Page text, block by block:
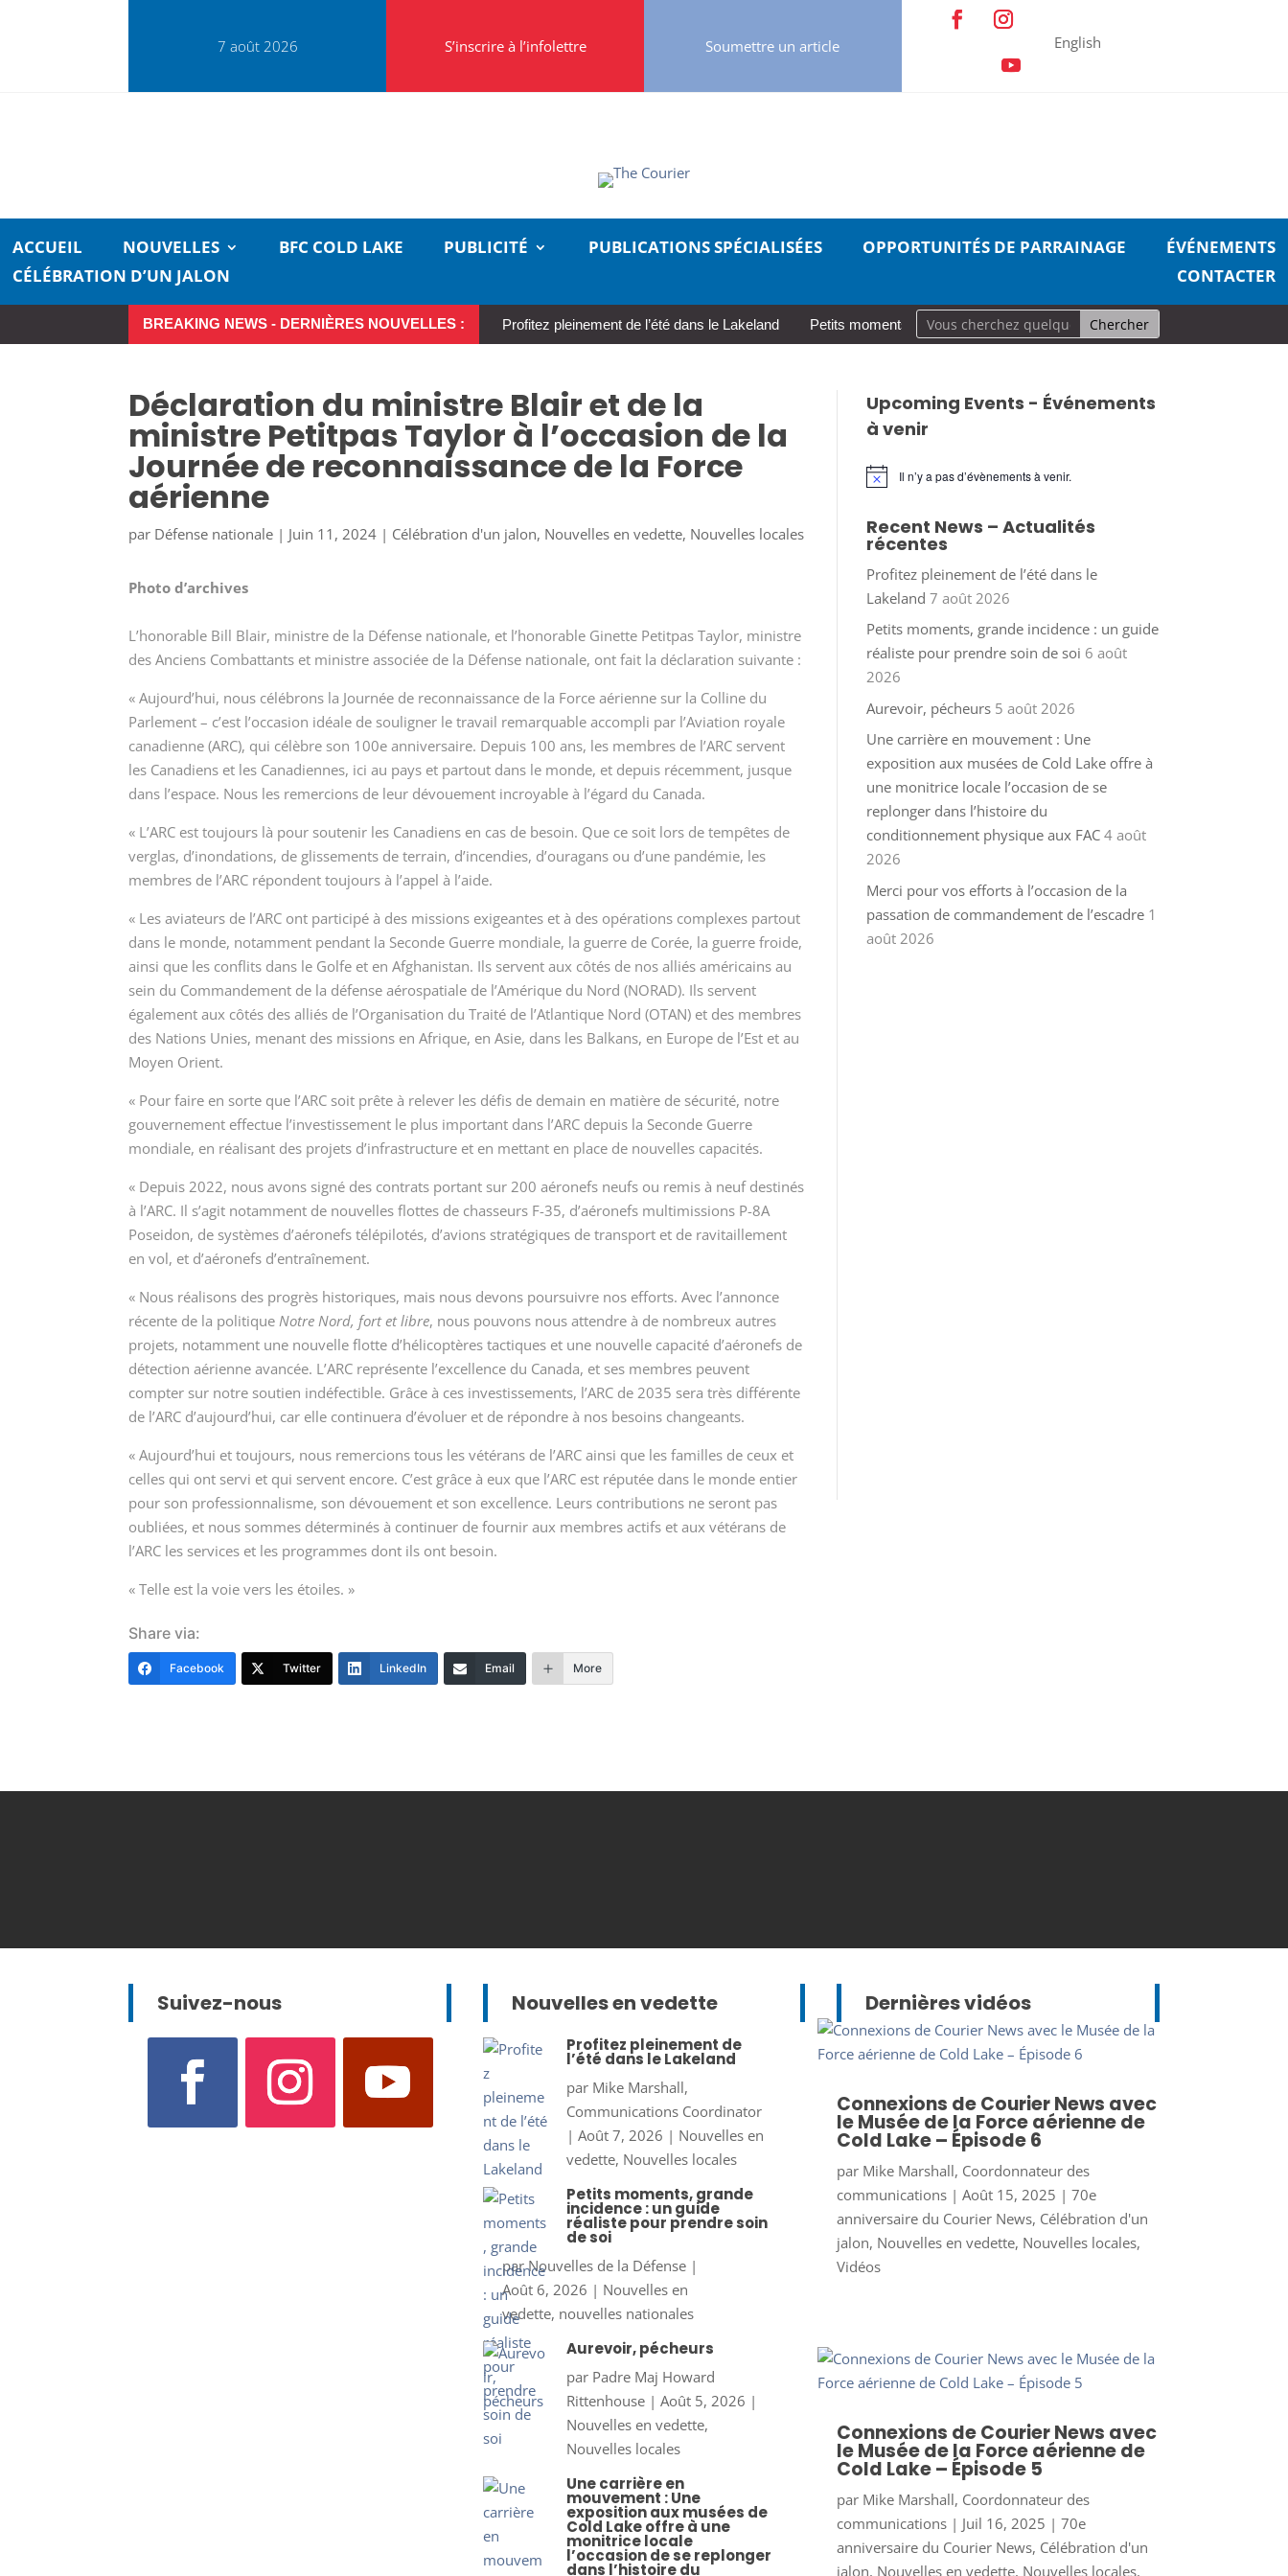
7 août 2026 S’inscrire à l’infolettre Soumettre un article English
ACCUEIL NOUVELLES BFC COLD LAKE PUBLICITÉ PUBLICATIONS SPÉCIALISÉES OPPORTUNITÉS DE PARRAINAGE
ÉVÉNEMENTS
CÉLÉBRATION D’UN JALON
CONTACTER
BREAKING NEWS - DERNIÈRES NOUVELLES : Profitez pleinement de l’été dans le Lakeland Petits moments, grande incidence : un guide réaliste pour prendre soin de
Déclaration du ministre Blair et de la
ministre Petitpas Taylor à l’occasion de la
Journée de reconnaissance de la Force
aérienne
par Défense nationale | Juin 11, 2024 | Célébration d'un jalon, Nouvelles en vedette, Nouvelles locales
Photo d’archives
L’honorable Bill Blair, ministre de la Défense nationale, et l’honorable Ginette Petitpas Taylor, ministre
des Anciens Combattants et ministre associée de la Défense nationale, ont fait la déclaration suivante :
« Aujourd’hui, nous célébrons la Journée de reconnaissance de la Force aérienne sur la Colline du
Parlement – c’est l’occasion idéale de souligner le travail remarquable accompli par l’Aviation royale
canadienne (ARC), qui célèbre son 100e anniversaire. Depuis 100 ans, les membres de l’ARC servent
les Canadiens et les Canadiennes, ici au pays et partout dans le monde, et depuis récemment, jusque
dans l’espace. Nous les remercions de leur dévouement incroyable à l’égard du Canada.
« L’ARC est toujours là pour soutenir les Canadiens en cas de besoin. Que ce soit lors de tempêtes de
verglas, d’inondations, de glissements de terrain, d’incendies, d’ouragans ou d’une pandémie, les
membres de l’ARC répondent toujours à l’appel à l’aide.
« Les aviateurs de l’ARC ont participé à des missions exigeantes et à des opérations complexes partout
dans le monde, notamment pendant la Seconde Guerre mondiale, la guerre de Corée, la guerre froide,
ainsi que les conflits dans le Golfe et en Afghanistan. Ils servent aux côtés de nos alliés américains au
sein du Commandement de la défense aérospatiale de l’Amérique du Nord (NORAD). Ils servent
également aux côtés des alliés de l’Organisation du Traité de l’Atlantique Nord (OTAN) et des membres
des Nations Unies, menant des missions en Afrique, en Asie, dans les Balkans, en Europe de l’Est et au
Moyen Orient.
« Pour faire en sorte que l’ARC soit prête à relever les défis de demain en matière de sécurité, notre
gouvernement effectue l’investissement le plus important dans l’ARC depuis la Seconde Guerre
mondiale, en réalisant des projets d’infrastructure et en mettant en place de nouvelles capacités.
« Depuis 2022, nous avons signé des contrats portant sur 200 aéronefs neufs ou remis à neuf destinés
à l’ARC. Il s’agit notamment de nouvelles flottes de chasseurs F-35, d’aéronefs multimissions P-8A
Poseidon, de systèmes d’aéronefs télépilotés, d’avions stratégiques de transport et de ravitaillement
en vol, et d’aéronefs d’entraînement.
« Nous réalisons des progrès historiques, mais nous devons poursuivre nos efforts. Avec l’annonce
récente de la politique Notre Nord, fort et libre, nous pouvons nous attendre à de nombreux autres
projets, notamment une nouvelle flotte d’hélicoptères tactiques et une nouvelle capacité d’aéronefs de
détection aérienne avancée. L’ARC représente l’excellence du Canada, et ses membres peuvent
compter sur notre soutien indéfectible. Grâce à ces investissements, l’ARC de 2035 sera très différente
de l’ARC d’aujourd’hui, car elle continuera d’évoluer et de répondre à nos besoins changeants.
« Aujourd’hui et toujours, nous remercions tous les vétérans de l’ARC ainsi que les familles de ceux et
celles qui ont servi et qui servent encore. C’est grâce à eux que l’ARC est réputée dans le monde entier
pour son professionnalisme, son dévouement et son excellence. Leurs contributions ne seront pas
oubliées, et nous sommes déterminés à continuer de fournir aux membres actifs et aux vétérans de
l’ARC les services et les programmes dont ils ont besoin.
« Telle est la voie vers les étoiles. »
Share via:
Facebook Twitter LinkedIn Email More
Upcoming Events - Événements
à venir
Notice Il n’y a pas d’évènements à venir.
Recent News – Actualités
récentes
Profitez pleinement de l’été dans le
Lakeland 7 août 2026
Petits moments, grande incidence : un guide
réaliste pour prendre soin de soi 6 août
2026
Aurevoir, pécheurs 5 août 2026
Une carrière en mouvement : Une
exposition aux musées de Cold Lake offre à
une monitrice locale l’occasion de se
replonger dans l’histoire du
conditionnement physique aux FAC 4 août
2026
Merci pour vos efforts à l’occasion de la
passation de commandement de l’escadre 1
août 2026
Suivez-nous Nouvelles en vedette
Profitez pleinement de
l’été dans le Lakeland
par Mike Marshall,
Communications Coordinator
| Août 7, 2026 | Nouvelles en
vedette, Nouvelles locales
Petits moments, grande
incidence : un guide
réaliste pour prendre soin
de soi
parNouvelles de la Défense|
Août 6, 2026 | Nouvelles en
vedette, nouvelles nationales
Aurevoir, pécheurs
par Padre Maj Howard
Rittenhouse| Août 5, 2026 |
Nouvelles en vedette,
Nouvelles locales
Une carrière en
mouvement : Une
exposition aux musées de
Cold Lake offre à une
monitrice locale
l’occasion de se replonger
dans l’histoire du
Dernières vidéos
Connexions de Courier News avec
le Musée de la Force aérienne de
Cold Lake – Épisode 6
par Mike Marshall, Coordonnateur des
communications| Août 15, 2025 | 70e
anniversaire du Courier News, Célébration d'un
jalon, Nouvelles en vedette, Nouvelles locales,
Vidéos
Connexions de Courier News avec
le Musée de la Force aérienne de
Cold Lake – Épisode 5
par Mike Marshall, Coordonnateur des
communications| Juil 16, 2025 | 70e
anniversaire du Courier News, Célébration d'un
jalon, Nouvelles en vedette, Nouvelles locales,